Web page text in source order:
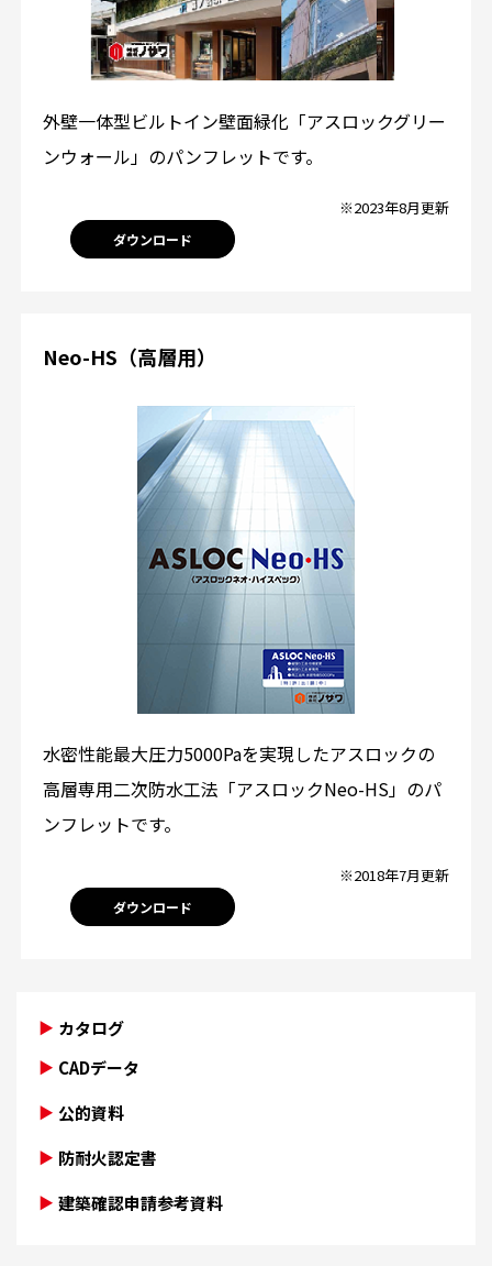
外壁一体型ビルトイン壁面緑化「アスロックグリー
ンウォール」のパンフレットです。
※2023年8月更新
ダウンロード
Neo-HS（高層用）
水密性能最大圧力5000Paを実現したアスロックの
高層専用二次防水工法「アスロックNeo-HS」のパ
ンフレットです。
※2018年7月更新
ダウンロード
カタログ
CADデータ
公的資料
防耐火認定書
建築確認申請参考資料